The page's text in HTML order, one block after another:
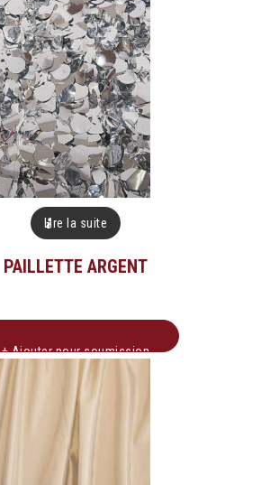
Lire la suite
PAILLETTE ARGENT
+ Ajouter pour soumission